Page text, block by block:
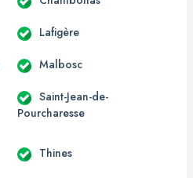
Lafigère
Malbosc
Saint-Jean-de-
Pourcharesse
Thines